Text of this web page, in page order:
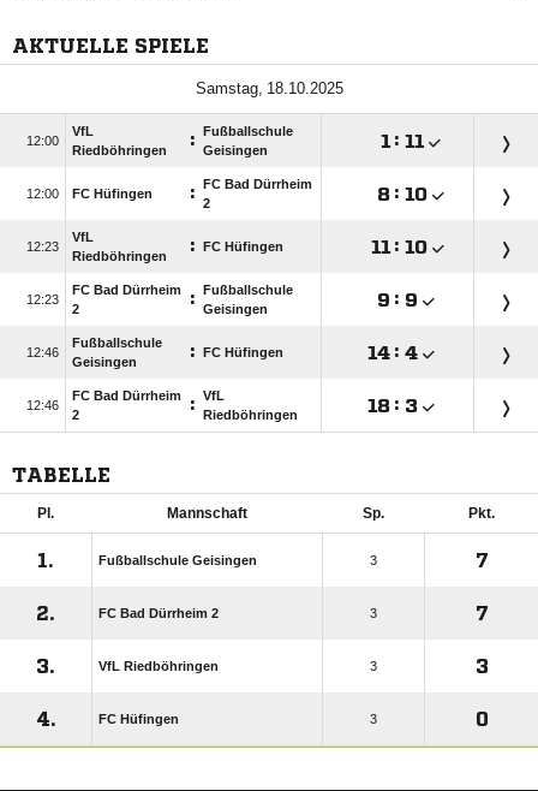
AKTUELLE SPIELE
 

VfL
Riedböhringen
: Fußballschule
Geisingen
 : 
 FC Hüfingen : FC Bad Dürrheim
2
 : 

VfL
Riedböhringen
: FC Hüfingen  : 

FC Bad Dürrheim
2
: Fußballschule
Geisingen
 : 

Fußballschule
Geisingen
: FC Hüfingen  : 

FC Bad Dürrheim
2
: VfL
Riedböhringen
 : 
TABELLE
Pl. Mannschaft Sp. Pkt.
1. Fußballschule Geisingen 3 7
2. FC Bad Dürrheim 2 3 7
3. VfL Riedböhringen 3 3
4. FC Hüfingen 3 0